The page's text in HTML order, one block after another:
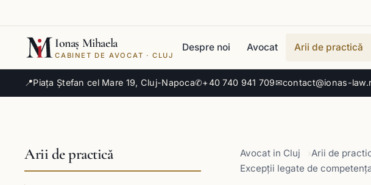
📍Piața Ștefan cel Mare 19, Cluj-Napoca✆+40 740 941 709✉contact@ionas-
Ionaș Mihaela
CABINET DE AVOCAT · CLUJ
Despre noi Avocat Arii de practică
Arii de practică Avocat in Cluj Arii de
Excepții legate de